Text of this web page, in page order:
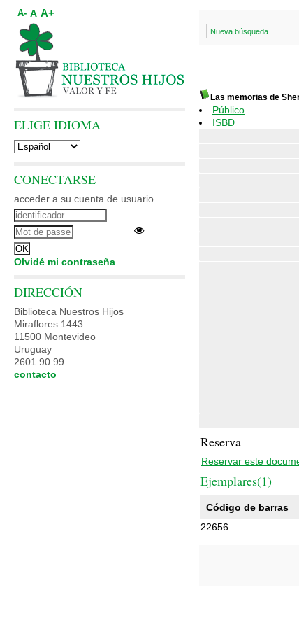
Nueva búsqueda
Las memorias de
Público
ISBD
Reserva
Reservar este
Ejemplares(1)
Código de barras
22656
A- A A+
ELIGE IDIOMA
CONECTARSE
acceder a su cuenta de usuario
Olvidé mi contraseña
DIRECCIÓN
Biblioteca Nuestros Hijos
Miraflores 1443
11500 Montevideo
Uruguay
2601 90 99
contacto